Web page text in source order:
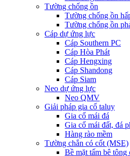
Tường chống ồn
Tường chống ồn
Tường chống ồn
Cáp dự ứng lực
Cáp Southern PC
Cáp Hòa Phát
Cáp Hengxing
Cáp Shandong
Cáp Siam
Neo dự ứng lực
Neo QMV
Giải pháp gia cố taluy
Gia cố mái đá
Gia cố mái đất, đá
Hàng rào mềm
Tường chắn có cốt (MSE)
Bề mặt tấm bê tông